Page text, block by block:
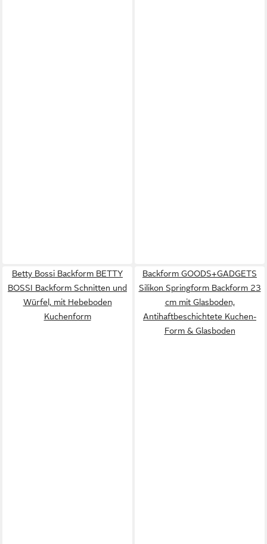
Betty Bossi Backform BETTY
BOSSI Backform Schnitten und
Würfel, mit Hebeboden
Kuchenform
Backform GOODS+GADGETS
Silikon Springform Backform 23
cm mit Glasboden,
Antihaftbeschichtete Kuchen-
Form & Glasboden